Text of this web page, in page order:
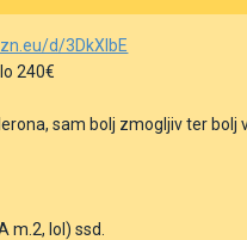
d/3DkXlbE
240€
sam bolj zmogljiv ter bolj
m.2, lol) ssd.